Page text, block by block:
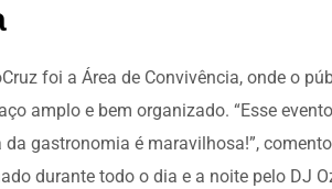
foi a Área de Convivência, onde o
amplo e bem organizado. “Esse
da gastronomia é maravilhosa!”,
durante todo o dia e a noite pelo DJ